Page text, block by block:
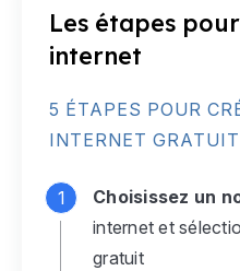
Les étapes
internet
5 ÉTAPES POUR
INTERNET
Choisissez un
internet et
gratuit